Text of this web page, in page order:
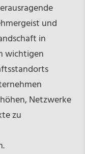
und
in
wichtigen
Netzwerke
zu